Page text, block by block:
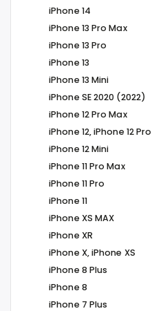
iPhone 14
iPhone 13 Pro Max
iPhone 13 Pro
iPhone 13
iPhone 13 Mini
iPhone SE 2020 (2022)
iPhone 12 Pro Max
iPhone 12, iPhone 12 Pro
iPhone 12 Mini
iPhone 11 Pro Max
iPhone 11 Pro
iPhone 11
iPhone XS MAX
iPhone XR
iPhone X, iPhone XS
iPhone 8 Plus
iPhone 8
iPhone 7 Plus